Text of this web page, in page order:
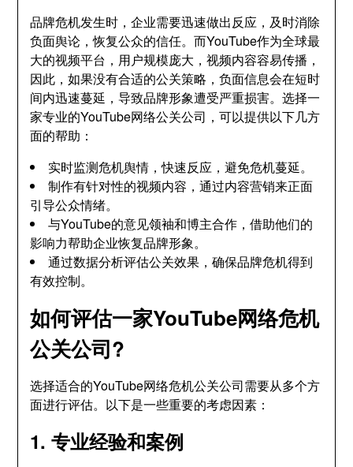
品牌危机发生时，企业需要迅速做出反应，及时消除
负面舆论，恢复公众的信任。而YouTube作为全球最
大的视频平台，用户规模庞大，视频内容容易传播，
因此，如果没有合适的公关策略，负面信息会在短时
间内迅速蔓延，导致品牌形象遭受严重损害。选择一
家专业的YouTube网络公关公司，可以提供以下几方
面的帮助：
实时监测危机舆情，快速反应，避免危机蔓延。
制作有针对性的视频内容，通过内容营销来正面
引导公众情绪。
与YouTube的意见领袖和博主合作，借助他们的
影响力帮助企业恢复品牌形象。
通过数据分析评估公关效果，确保品牌危机得到
有效控制。
如何评估一家YouTube网络危机
公关公司?
选择适合的YouTube网络危机公关公司需要从多个方
面进行评估。以下是一些重要的考虑因素：
1. 专业经验和案例